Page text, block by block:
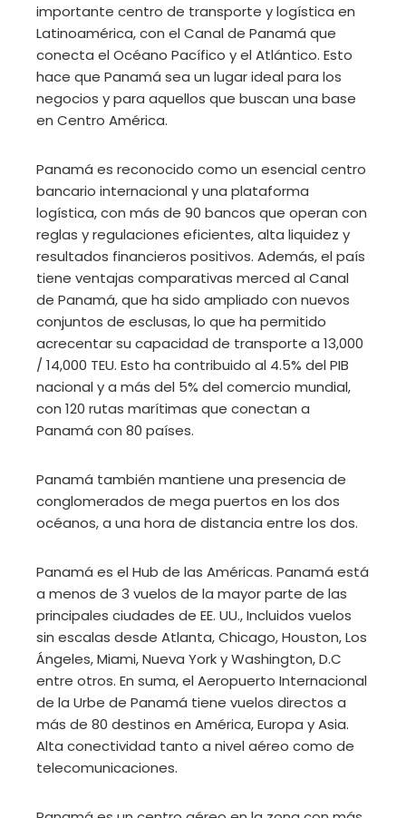
importante centro de transporte y logística en
Latinoamérica, con el Canal de Panamá que
conecta el Océano Pacífico y el Atlántico. Esto
hace que Panamá sea un lugar ideal para los
negocios y para aquellos que buscan una base
en Centro América.
Panamá es reconocido como un esencial centro
bancario internacional y una plataforma
logística, con más de 90 bancos que operan con
reglas y regulaciones eficientes, alta liquidez y
resultados financieros positivos. Además, el país
tiene ventajas comparativas merced al Canal
de Panamá, que ha sido ampliado con nuevos
conjuntos de esclusas, lo que ha permitido
acrecentar su capacidad de transporte a 13,000
/ 14,000 TEU. Esto ha contribuido al 4.5% del PIB
nacional y a más del 5% del comercio mundial,
con 120 rutas marítimas que conectan a
Panamá con 80 países.
Panamá también mantiene una presencia de
conglomerados de mega puertos en los dos
océanos, a una hora de distancia entre los dos.
Panamá es el Hub de las Américas. Panamá está
a menos de 3 vuelos de la mayor parte de las
principales ciudades de EE. UU., Incluidos vuelos
sin escalas desde Atlanta, Chicago, Houston, Los
Ángeles, Miami, Nueva York y Washington, D.C
entre otros. En suma, el Aeropuerto Internacional
de la Urbe de Panamá tiene vuelos directos a
más de 80 destinos en América, Europa y Asia.
Alta conectividad tanto a nivel aéreo como de
telecomunicaciones.